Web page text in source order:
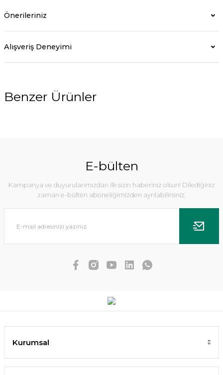
Önerileriniz
Alışveriş Deneyimi
Benzer Ürünler
2.636,85 TL
2.373,17 TL
E-bülten
Kampanya ve duyurularımızdan ilk sizin haberiniz olsun! Dilediğiniz
zaman e-bülten aboneliğimizden ayrılabilirsiniz.
Kurumsal